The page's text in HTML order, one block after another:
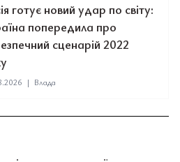
готує новий удар по світу:
попередила про
сценарій 2022
| Влада